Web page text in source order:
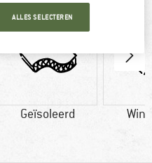
Geïsoleerd
ALLES SELECTEREN